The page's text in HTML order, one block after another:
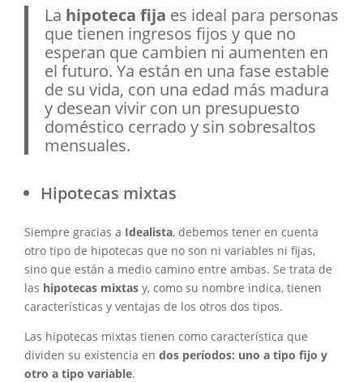
La hipoteca fija es ideal para personas
que tienen ingresos fijos y que no
esperan que cambien ni aumenten en
el futuro. Ya están en una fase estable
de su vida, con una edad más madura
y desean vivir con un presupuesto
doméstico cerrado y sin sobresaltos
mensuales.
Hipotecas mixtas
Siempre gracias a Idealista, debemos tener en cuenta
otro tipo de hipotecas que no son ni variables ni fijas,
sino que están a medio camino entre ambas. Se trata de
las hipotecas mixtas y, como su nombre indica, tienen
características y ventajas de los otros dos tipos.
Las hipotecas mixtas tienen como característica que
dividen su existencia en dos períodos: uno a tipo fijo y
otro a tipo variable.